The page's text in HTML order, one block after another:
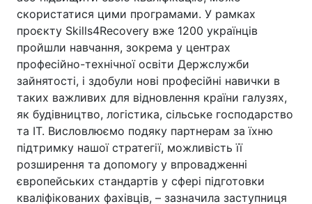
скористатися цими програмами. У рамках
проєкту Skills4Recovery вже 1200 українців
пройшли навчання, зокрема у центрах
професійно-технічної освіти Держслужби
зайнятості, і здобули нові професійні навички в
таких важливих для відновлення країни галузях,
як будівництво, логістика, сільське господарство
та ІТ. Висловлюємо подяку партнерам за їхню
підтримку нашої стратегії, можливість її
розширення та допомогу у впровадженні
європейських стандартів у сфері підготовки
кваліфікованих фахівців, – зазначила заступниця